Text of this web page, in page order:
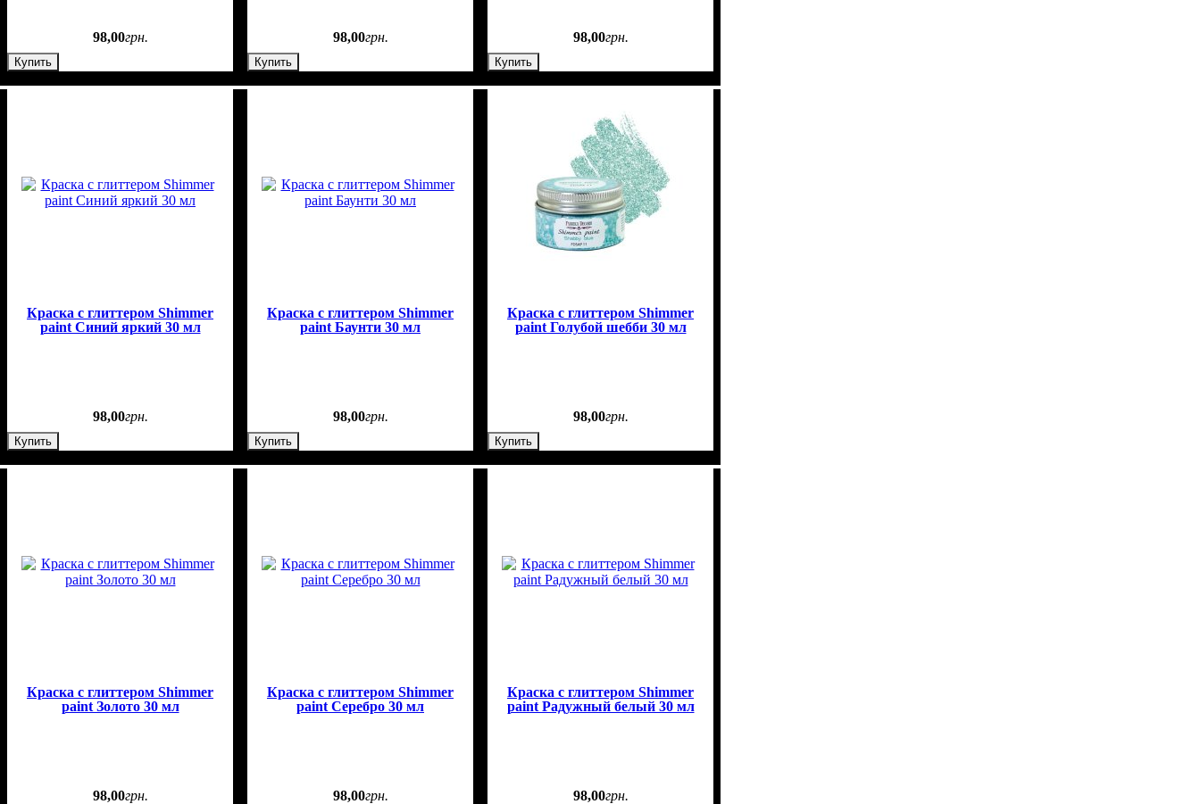
98,00грн.
Купить
98,00грн.
Купить
98,00грн.
Купить
Краска с глиттером Shimmer
paint Синий яркий 30 мл
98,00грн.
Купить
Краска с глиттером Shimmer
paint Баунти 30 мл
98,00грн.
Купить
Краска с глиттером Shimmer
paint Голубой шебби 30 мл
98,00грн.
Купить
Краска с глиттером Shimmer
paint Золото 30 мл
98,00грн.
Краска с глиттером Shimmer
paint Серебро 30 мл
98,00грн.
Краска с глиттером Shimmer
paint Радужный белый 30 мл
98,00грн.